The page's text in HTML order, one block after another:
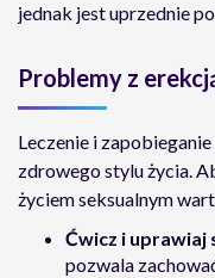
jednak jest uprzednie
Problemy z
Leczenie i
zdrowego stylu życia.
życiem seksualnym
Ćwicz i uprawiaj
pozwala